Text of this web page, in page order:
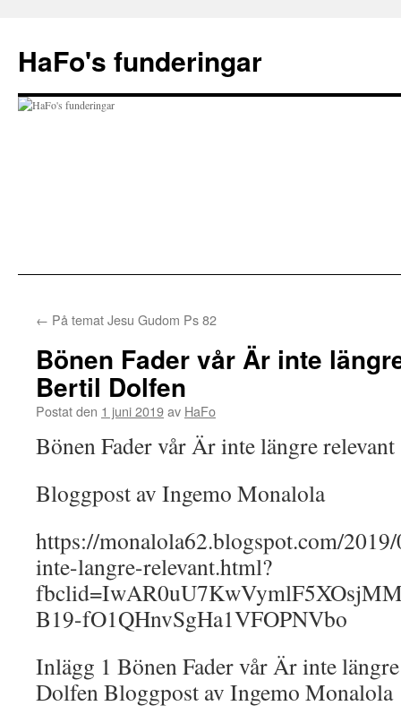
innehåll
HaFo's funderingar
← På temat Jesu Gudom Ps 82
Bönen Fader vår Är inte
Bertil Dolfen
Postat den 1 juni 2019av HaFo
Bönen Fader vår Är inte längre
Bloggpost av Ingemo Monalola
https://monalola62.blogspot.com/
inte-langre-relevant.html?
B19-fO1QHnvSgHa1VFOPNVbo
Inlägg 1 Bönen Fader vår Är inte
Dolfen Bloggpost av Ingemo Monalola